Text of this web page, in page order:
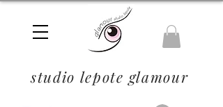
studio lepote glamour